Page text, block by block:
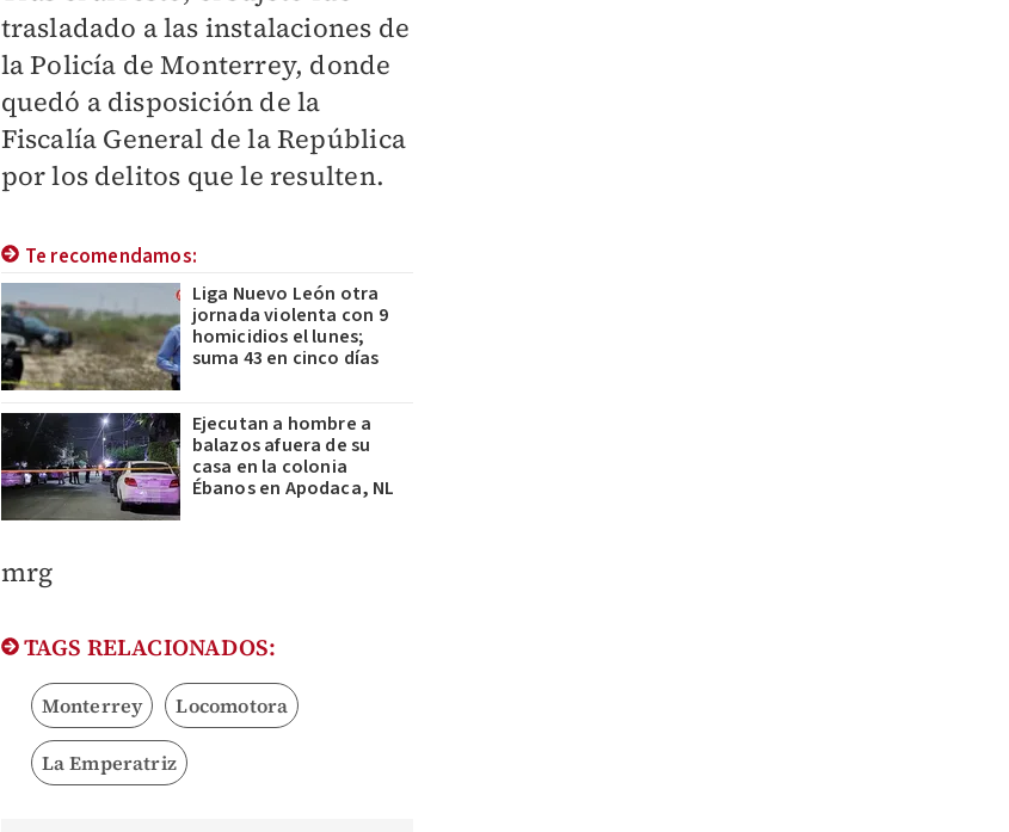
trasladado a las instalaciones de
la Policía de Monterrey, donde
quedó a disposición de la
Fiscalía General de la República
por los delitos que le resulten.
Te recomendamos:
Liga Nuevo León otra
jornada violenta con 9
homicidios el lunes;
suma 43 en cinco días
Ejecutan a hombre a
balazos afuera de su
casa en la colonia
Ébanos en Apodaca, NL
mrg
TAGS RELACIONADOS:
Monterrey Locomotora
La Emperatriz